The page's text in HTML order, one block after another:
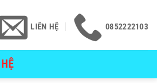
LIÊN HỆ 0852222103